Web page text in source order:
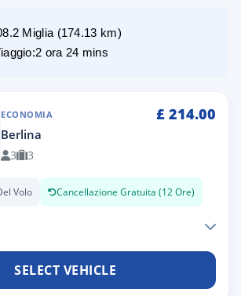
Miglia (174.13 km)
:2 ora 24 mins
ECONOMIA £ 214.00
Berlina
3 3
Volo Cancellazione Gratuita (12 Ore)
SELECT VEHICLE